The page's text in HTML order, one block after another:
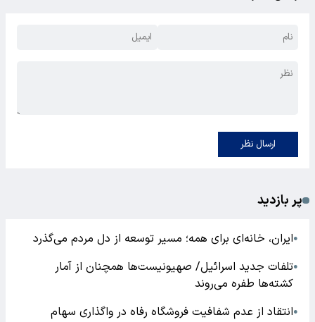
ارسال نظر
پر بازدید
●ایران، خانه‌ای برای همه؛ مسیر توسعه از دل مردم می‌گذرد
●تلفات جدید اسرائیل/ صهیونیست‌ها همچنان از آمار
کشته‌ها طفره می‌روند
●انتقاد از عدم شفافیت فروشگاه رفاه در واگذاری سهام